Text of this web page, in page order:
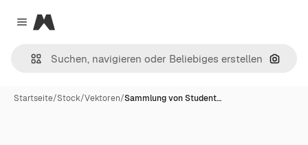
Close menu
Magnific
Nach
Startseite/Stock/Vektoren/Sammlung von Student…